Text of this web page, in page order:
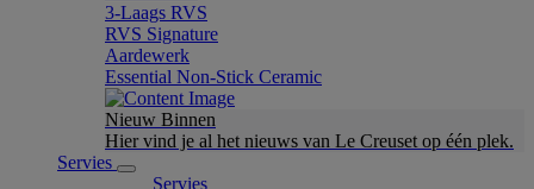
3-Laags RVS
RVS Signature
Aardewerk
Essential Non-Stick Ceramic
Nieuw Binnen
Hier vind je al het nieuws van Le Creuset op één plek.
Servies
Servies